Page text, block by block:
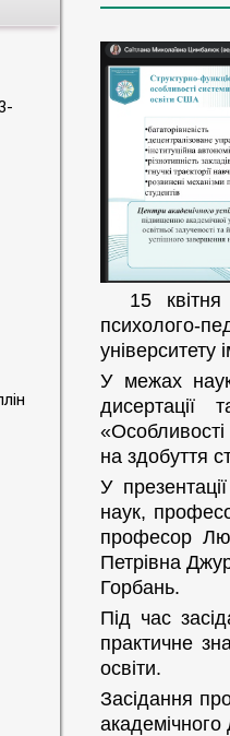
15 квітня
психолого-
університету
У межах
дисертації
на здобуття
У
наук,
професор
Петрівна
Горбань.
Під час
практичне
освіти.
Засідання